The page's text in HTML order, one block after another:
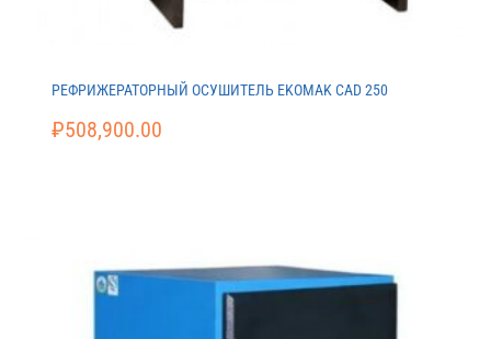
РЕФРИЖЕРАТОРНЫЙ ОСУШИТЕЛЬ EKOMAK CAD 250
₽508,900.00